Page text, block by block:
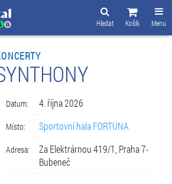
Menu
Košík
Hledat
Datum: 4. října 2026
Místo: Sportovní hala FORTUNA
Adresa:
Za Elektrárnou 419/1, Praha 7-
Bubeneč